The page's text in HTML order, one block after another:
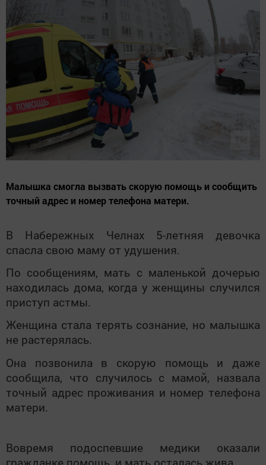
Малышка смогла вызвать скорую помощь и сообщить
точный адрес и номер телефона матери.
В Набережных Челнах 5-летняя девочка
спасла свою маму от удушения.
По сообщениям, мать с маленькой дочерью
находилась дома, когда у женщины случился
приступ астмы.
Женщина стала терять сознание, но малышка
не растерялась.
Она позвонила в скорую помощь и даже
сообщила, что случилось с мамой, назвала
точный адрес проживания и номер телефона
матери.
Вовремя подоспевшие медики оказали